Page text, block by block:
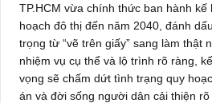
TP.HCM vừa chính thức ban hành kế
hoạch đô thị đến năm 2040, đánh
trọng từ “vẽ trên giấy” sang làm thật
nhiệm vụ cụ thể và lộ trình rõ ràng,
vọng sẽ chấm dứt tình trạng quy
án và đời sống người dân cải thiện